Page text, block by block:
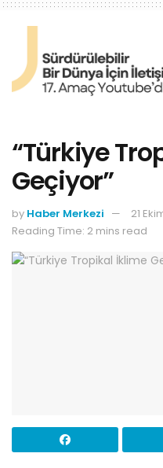
“Türkiye
Geçiyor”
by Haber Merkezi
21
Reading Time: 2 mins read